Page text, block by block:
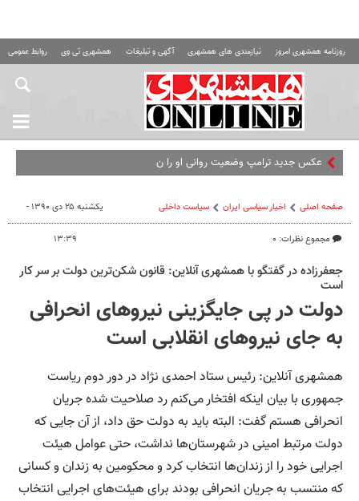
روزنامه همشهری امروز نیازمندی های همشهری آگهی و تبلیغات همشهری تی وی روابط عمومی
عکس جدید ترامپ وضعیت روانی او را نشان می‌دهد | توصیف
صفحه اصلی اخبار سیاسی ایران سیاست داخلی
مجموع نظرات: ۰
یکشنبه ۲۵ دی ۱۳۹۰ -
۱۳:۳۹
جعفرزاده در گفتگو با همشهری آنلاین: قانون شکن‌ترین دولت بر سر کار
است
دولت در پی جایگزینی نیروهای انحرافی
به جای نیروهای انقلابی است
همشهری آنلاین: رئیس ستاد احمدی نژاد در دور دوم ریاست
جمهوری با بیان اینکه افتخار می‌کنم رد صلاحیت شده جریان
انحرافی هستم گفت: البته باید به دولت حق داد، از آن جایی که
دولت مرتبط امینی در شهرستان‌ها نداشت، حتی عوامل هیئت
اجرایی خود را از زندان‌ها انتخاب کرد و محکومین به زندان و کسانی
که منتسب به جریان انحرافی بودند برای هیئت‌های اجرایی انتخاب